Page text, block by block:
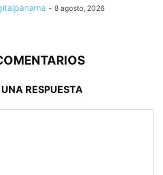
- 8 agosto, 2026
RESPUESTA